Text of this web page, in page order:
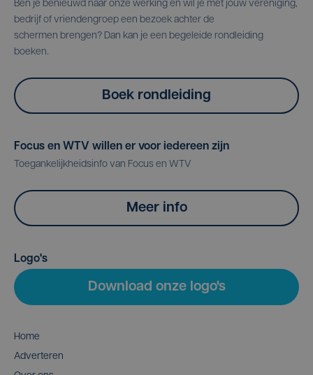
Ben je benieuwd naar onze werking en wil je met jouw vereniging,
bedrijf of vriendengroep een bezoek achter de
schermen brengen? Dan kan je een begeleide rondleiding
boeken.
Boek rondleiding
Focus en WTV willen er voor iedereen zijn
Toegankelijkheidsinfo van Focus en WTV
Meer info
Logo's
Download onze logo's
Home
Adverteren